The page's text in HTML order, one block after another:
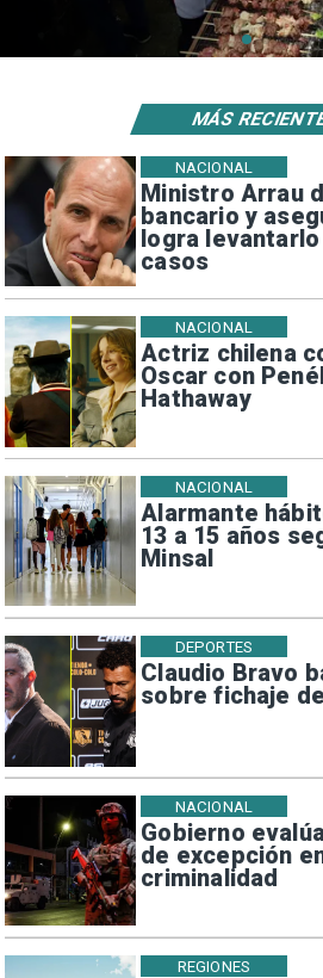
Ministro Arrau
bancario y
logra
casos
NACIONAL
Actriz chilena
Oscar con
Hathaway
NACIONAL
Alarmante
13 a 15 años
Minsal
NACIONAL
Claudio Bravo
sobre fichaje
DEPORTES
Gobierno
de excepción
criminalidad
NACIONAL
REGIONES
MÁS